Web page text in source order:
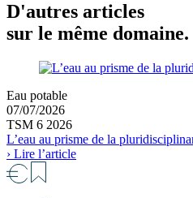
D'autres articles
sur le même domaine.
Eau potable
07/07/2026
TSM 6 2026
L’eau au prisme de la
› Lire l’article